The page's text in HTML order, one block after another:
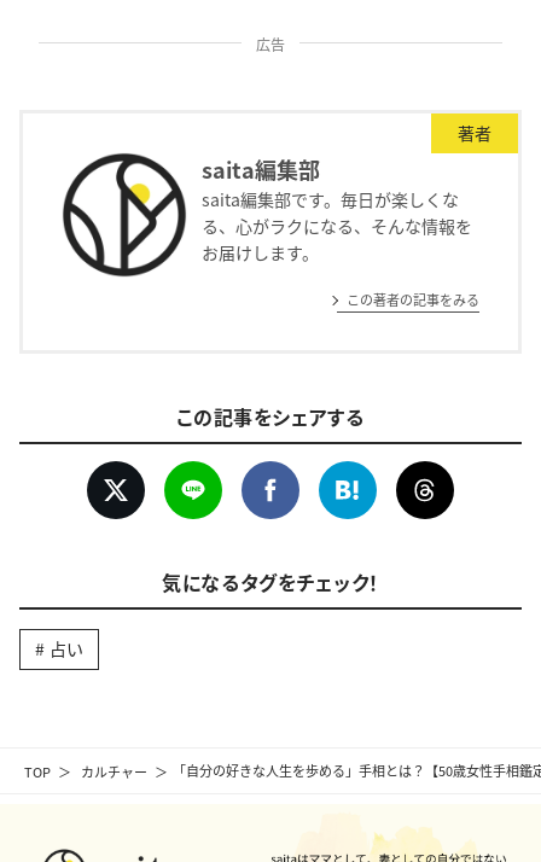
TOP カルチャー 「自分の好きな人生を歩める」手相とは？【50歳女性手相鑑
広告
著者
saita編集部
saita編集部です。毎日が楽しくな
る、心がラクになる、そんな情報を
お届けします。
この著者の記事をみる
この記事をシェアする
気になるタグをチェック！
占い